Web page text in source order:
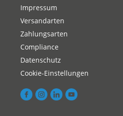
Impressum
Versandarten
Zahlungsarten
Compliance
Datenschutz
Cookie-Einstellungen